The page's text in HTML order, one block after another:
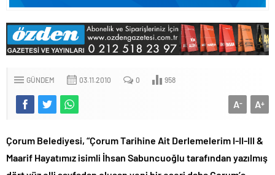
GÜNDEM 03.11.2010 0 958
A+
A-
Çorum Belediyesi, “Çorum Tarihine Ait Derlemelerim I-II-III &
Maarif Hayatımız isimli İhsan Sabuncuoğlu tarafından yazılmış